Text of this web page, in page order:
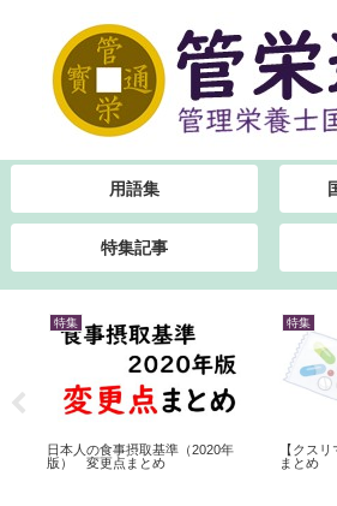
用語集
特集記事
特集
日本人の食事摂取基準（2020年
版） 変更点まとめ
特集
【クス
まとめ